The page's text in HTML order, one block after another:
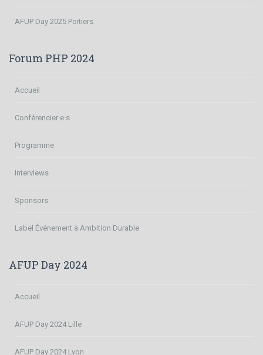
AFUP Day 2025 Poitiers
Forum PHP 2024
Accueil
Conférencier·e·s
Programme
Interviews
Sponsors
Label Événement à Ambition Durable
AFUP Day 2024
Accueil
AFUP Day 2024 Lille
AFUP Day 2024 Lyon